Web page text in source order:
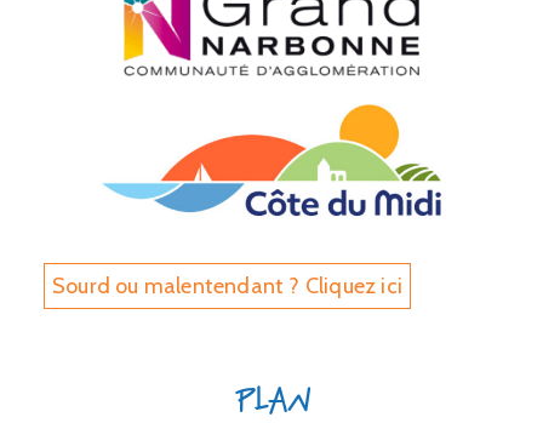
Sourd ou malentendant ? Cliquez ici
Plan